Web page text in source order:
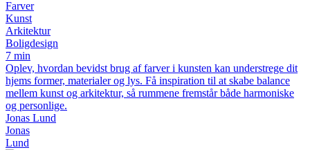
Farver
Kunst
Arkitektur
Boligdesign
7 min
Oplev, hvordan bevidst brug af farver i kunsten kan understrege dit
hjems former, materialer og lys. Få inspiration til at skabe balance
mellem kunst og arkitektur, så rummene fremstår både harmoniske
og personlige.
Jonas Lund
Jonas
Lund